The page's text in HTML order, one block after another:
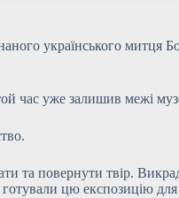
українського митця
час уже залишив межі
та повернути твір.
цю експозицію